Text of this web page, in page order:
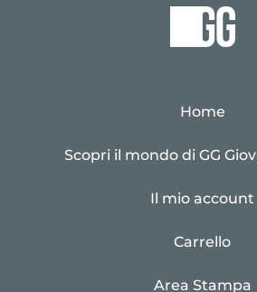
Home
Scopri il mondo di GG
Il mio account
Carrello
Area Stampa